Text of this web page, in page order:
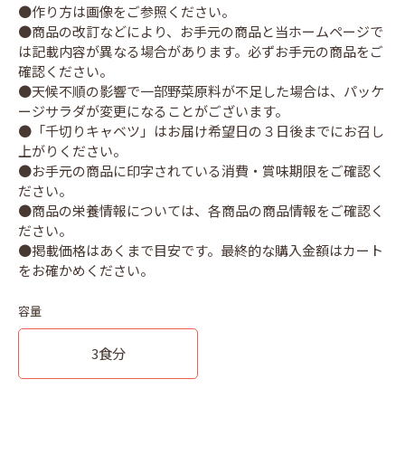
●作り方は画像をご参照ください。
●商品の改訂などにより、お手元の商品と当ホームページで
は記載内容が異なる場合があります。必ずお手元の商品をご
確認ください。
●天候不順の影響で一部野菜原料が不足した場合は、パッケ
ージサラダが変更になることがございます。
●「千切りキャベツ」はお届け希望日の３日後までにお召し
上がりください。
●お手元の商品に印字されている消費・賞味期限をご確認く
ださい。
●商品の栄養情報については、各商品の商品情報をご確認く
ださい。
●掲載価格はあくまで目安です。最終的な購入金額はカート
容量
3食分